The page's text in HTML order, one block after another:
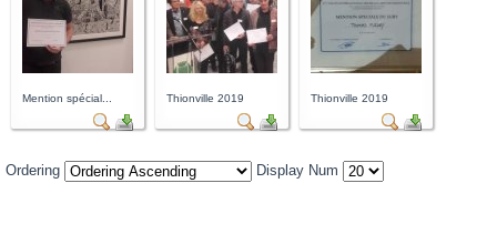
Mention spécial... Thionville 2019 Thionville 2019
Ordering Display Num